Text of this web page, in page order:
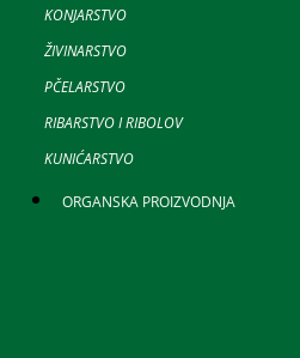
KONJARSTVO
ŽIVINARSTVO
PČELARSTVO
RIBARSTVO I RIBOLOV
KUNIĆARSTVO
ORGANSKA PROIZVODNJA